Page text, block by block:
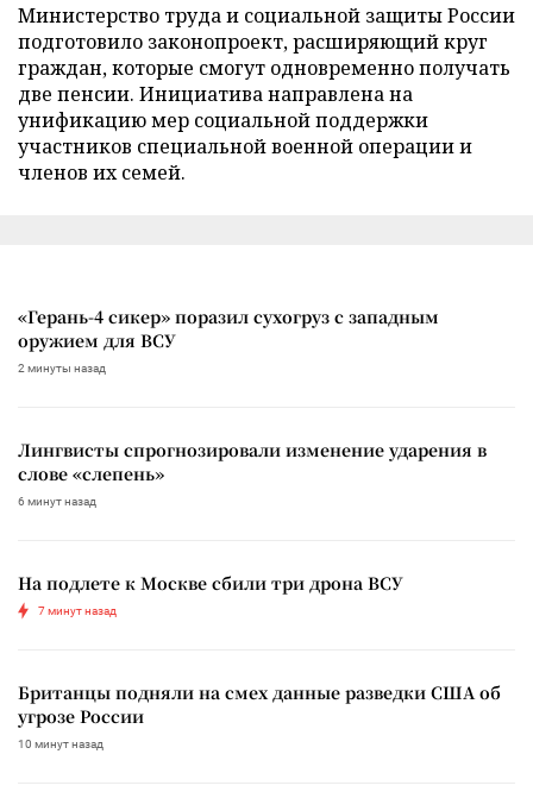
Министерство труда и социальной защиты России
подготовило законопроект, расширяющий круг
граждан, которые смогут одновременно получать
две пенсии. Инициатива направлена на
унификацию мер социальной поддержки
участников специальной военной операции и
членов их семей.
«Герань-4 сикер» поразил сухогруз с западным
оружием для ВСУ
2 минуты назад
Лингвисты спрогнозировали изменение ударения в
слове «слепень»
6 минут назад
На подлете к Москве сбили три дрона ВСУ
7 минут назад
Британцы подняли на смех данные разведки США об
угрозе России
10 минут назад